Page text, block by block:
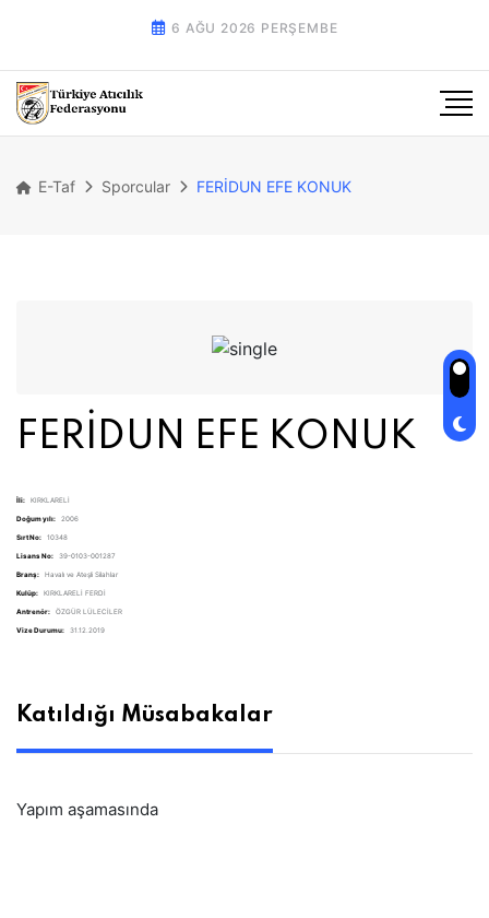
6 AĞU 2026 PERŞEMBE
E-Taf Sporcular FERİDUN EFE KONUK
FERİDUN EFE KONUK
İli: KIRKLARELİ
Doğum yılı: 2006
Sırt No: 10348
Lisans No: 39-0103-001287
Branş: Havalı ve Ateşli Silahlar
Kulüp: KIRKLARELİ FERDİ
Antrenör: ÖZGÜR LÜLECİLER
Vize Durumu: 31.12.2019
Katıldığı Müsabakalar
Yapım aşamasında